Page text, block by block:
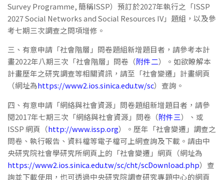
Survey Programme, 簡稱ISSP）預訂於2027年執行之「ISSP
2027 Social Networks and Social Resources IV」題組，以及參
考七期三次調查之問項增修。
三、有意申請「社會階層」問卷題組新增題目者，請參考本計
畫2022年八期三次「社會階層」問卷（附件二）。如欲瞭解本
計畫歷年之研究調查等相關資訊，請至「社會變遷」計畫網頁
（網址為https://www2.ios.sinica.edu.tw/sc）查詢。
四、有意申請「網絡與社會資源」問卷題組新增題目者，請參
閱2017年七期三次「網絡與社會資源」問卷（附件三）、或
ISSP 網頁（http://www.issp.org）。歷年「社會變遷」調查之
問卷、執行報告、資料檔等電子檔可上網查詢及下載。請由中
央研究院社會學研究所網頁上的「社會變遷」網頁（網址為
https://www2.ios.sinica.edu.tw/sc/cht/scDownload.php）查
詢並下載使用，也可透過中央研究院調查研究專題中心的網頁